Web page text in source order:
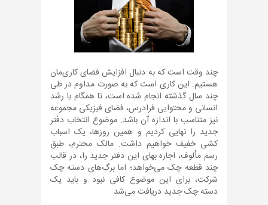
چند وقت است که به دنبال افزایش فضای کاری‌مان
هستیم. این کاری است که به صورت مداوم در طی
چند سال گذشته انجام شده است، تا همگام با رشد
انسانی و محتوایی فرادرس، فضای فیزیکی مجموعه
نیز متناسب با اندازه آن باشد. موضوع انتخاب دفتر
جدید را نهایی کردیم و همین روزها، یک اسباب
کشی خفیف خواهیم داشت. مالک محترم، طبق
رسم مألوف، اجاره بهای این دفتر جدید را، در قالب
چند قطعه چک می‌خواهد؛ اما برگ‌های دسته چک
شرکت، برای این موضوع کافی نبود و باید یک
دسته چک جدید دریافت می‌شد.